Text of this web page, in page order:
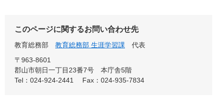
このページに関するお問い合わせ先
教育総務部 教育総務部 生涯学習課
代表
〒963-8601
郡山市朝日一丁目23番7号 本庁舎5階
Tel：024-924-2441
Fax：024-935-7834